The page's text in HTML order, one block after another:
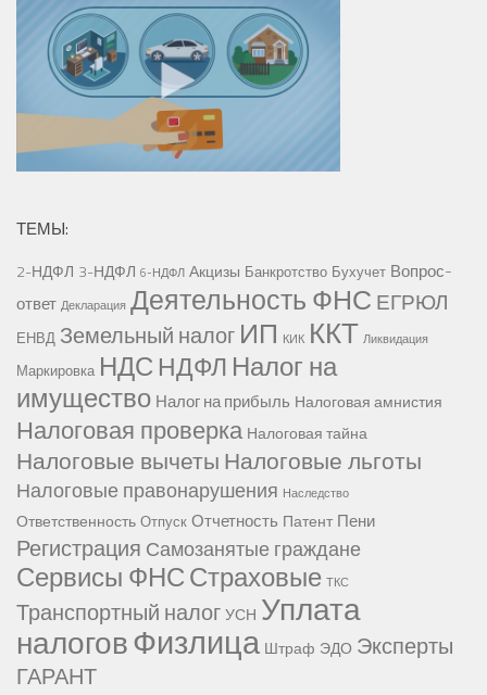
ТЕМЫ:
2-НДФЛ 3-НДФЛ 6-НДФЛ Акцизы Банкротство Бухучет Вопрос-
ответ Декларация Деятельность ФНС ЕГРЮЛ
ЕНВД Земельный налог ИП КИК ККТ Ликвидация
Маркировка НДС НДФЛ Налог на
имущество Налог на прибыль Налоговая амнистия
Налоговая проверка Налоговая тайна
Налоговые вычетыНалоговые льготы
Налоговые правонарушения Наследство
Ответственность Отпуск Отчетность Патент Пени
Регистрация Самозанятые граждане
Сервисы ФНССтраховые ТКС
Транспортный налогУСН Уплата
налоговФизлица Штраф ЭДО Эксперты
ГАРАНТ